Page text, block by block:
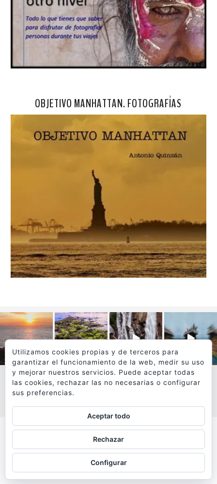
OBJETIVO MANHATTAN. FOTOGRAFÍAS
VER MÁS
Todos los textos y fotografías de
www.viajesyfotografia.comson propiedad de su autor
y están protegidos por © Copyright
Utilizamos cookies propias y de terceros para
garantizar el funcionamiento de la web, medir su uso
y mejorar nuestros servicios. Puede aceptar todas
las cookies, rechazar las no necesarias o configurar
sus preferencias.
Aceptar todo
Rechazar
Configurar